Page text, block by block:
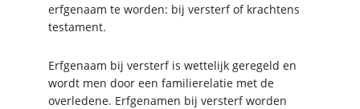
erfgenaam te worden: bij versterf of krachtens
testament.
Erfgenaam bij versterf is wettelijk geregeld en
wordt men door een familierelatie met de
overledene. Erfgenamen bij versterf worden